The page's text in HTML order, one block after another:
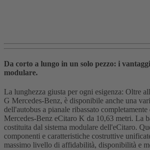
Da corto a lungo in un solo pezzo: i
modulare.
La lunghezza giusta per ogni esigenza: Oltre
G Mercedes-Benz, è disponibile anche una
dell'autobus a pianale ribassato
Mercedes-Benz eCitaro K da 10,63 metri. La
costituita dal sistema modulare dell'eCitaro.
componenti e caratteristiche costruttive
massimo livello di affidabilità, disponibilità e